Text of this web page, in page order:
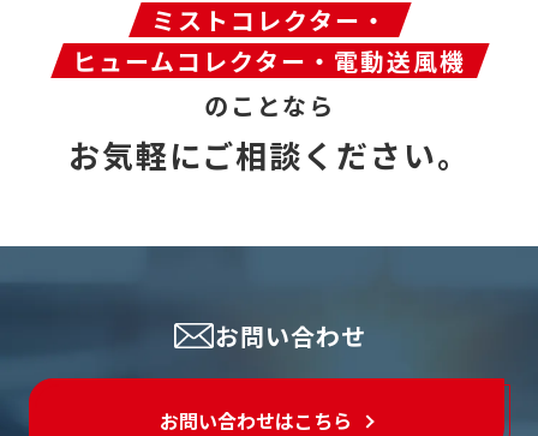
ミストコレクター・
ヒュームコレクター・電動送風機
のことなら
お気軽にご相談ください。
お問い合わせ
お問い合わせはこちら